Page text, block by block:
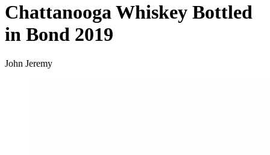
Chattanooga Whiskey Bottled
in Bond 2019
John Jeremy